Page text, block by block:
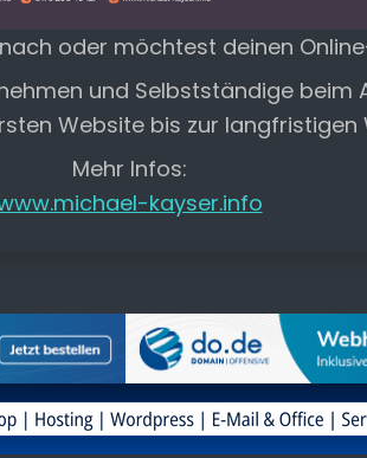
oder möchtest deinen
und Selbstständige beim
Website bis zur langfristigen
Mehr Infos:
kayser.info